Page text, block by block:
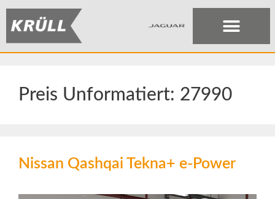
Preis Unformatiert: 27990
Nissan Qashqai Tekna+ e-Power